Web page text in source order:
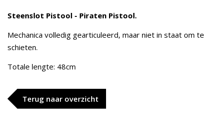
Steenslot Pistool - Piraten Pistool.
Mechanica volledig gearticuleerd, maar niet in staat om te
schieten.
Totale lengte: 48cm
Terug naar overzicht